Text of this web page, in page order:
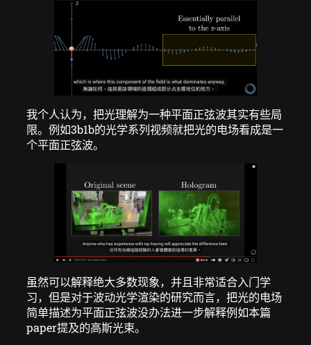
我个人认为，把光理解为一种平面正弦波其实有些局
限。例如3b1b的光学系列视频就把光的电场看成是一
个平面正弦波。
虽然可以解释绝大多数现象，并且非常适合入门学
习，但是对于波动光学渲染的研究而言，把光的电场
简单描述为平面正弦波没办法进一步解释例如本篇
paper提及的高斯光束。